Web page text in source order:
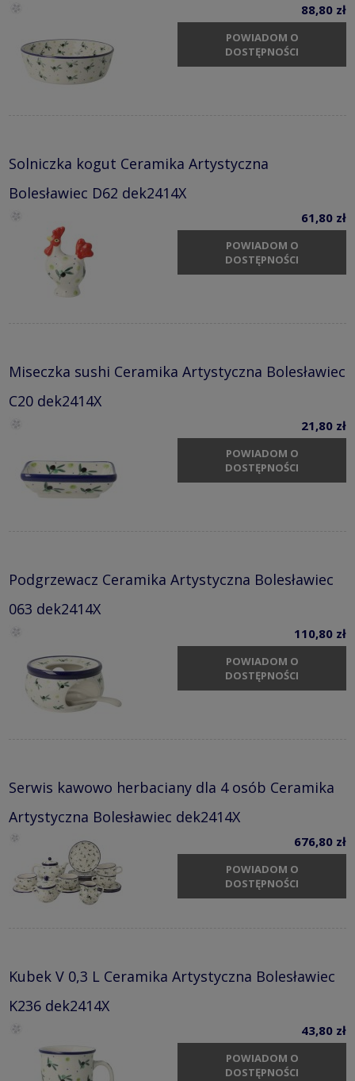
88,80 zł
POWIADOM O
DOSTĘPNOŚCI
Solniczka kogut Ceramika Artystyczna
Bolesławiec D62 dek2414X
61,80 zł
POWIADOM O
DOSTĘPNOŚCI
Miseczka sushi Ceramika Artystyczna Bolesławiec
C20 dek2414X
21,80 zł
POWIADOM O
DOSTĘPNOŚCI
Podgrzewacz Ceramika Artystyczna Bolesławiec
063 dek2414X
110,80 zł
POWIADOM O
DOSTĘPNOŚCI
Serwis kawowo herbaciany dla 4 osób Ceramika
Artystyczna Bolesławiec dek2414X
676,80 zł
POWIADOM O
DOSTĘPNOŚCI
Kubek V 0,3 L Ceramika Artystyczna Bolesławiec
K236 dek2414X
43,80 zł
POWIADOM O
DOSTĘPNOŚCI